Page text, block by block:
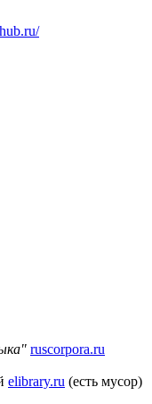
ruscorpora.ru
elibrary.ru (есть мусор)